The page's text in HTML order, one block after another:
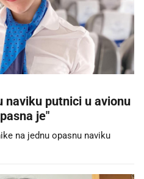
naviku putnici u avionu
je"
na jednu opasnu naviku